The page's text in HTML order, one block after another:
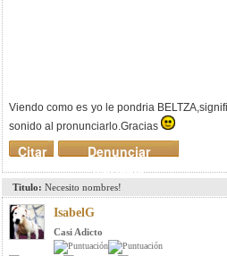
Viendo como es yo le pondria
sonido al pronunciarlo.Gracias
Denunciar
mensaje
Citar
Titulo: Necesito nombres!
IsabelG
Casi Adicto